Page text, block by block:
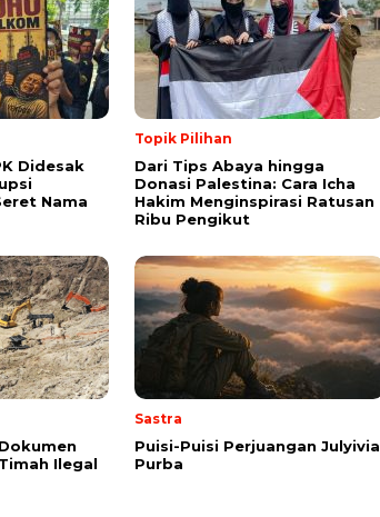
Didesak
Nama
Topik Pilihan
Dari Tips Abaya hingga
Donasi Palestina: Cara Icha
Hakim Menginspirasi Ratusan
Ribu Pengikut
Ilegal
Sastra
Puisi-Puisi Perjuangan Julyivia
Purba